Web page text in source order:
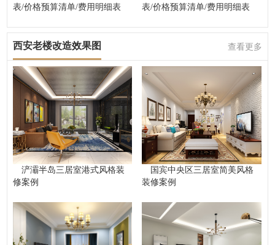
表/价格预算清单/费用明细表
表/价格预算清单/费用明细表
西安老楼改造效果图 查看更多
浐灞半岛三居室港式风格装
修案例
国宾中央区三居室简美风格
装修案例